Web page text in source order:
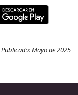
Publicado: Mayo de 2025